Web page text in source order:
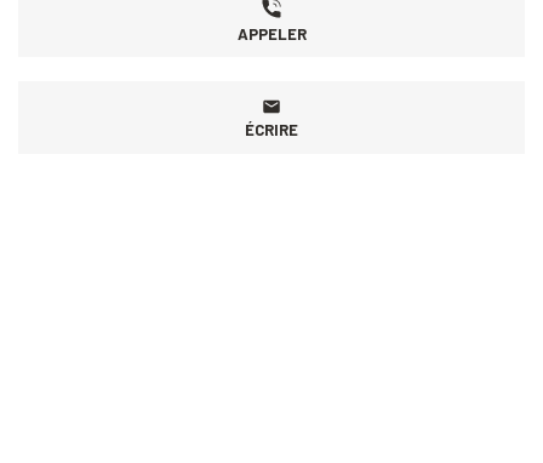
APPELER
ÉCRIRE